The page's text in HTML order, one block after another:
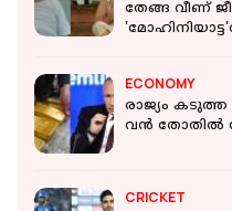
തേങ്ങ വീണ്
ECONOMY
രാജ്യം കടുത്ത
വന്‍ തോതില്‍
CRICKET